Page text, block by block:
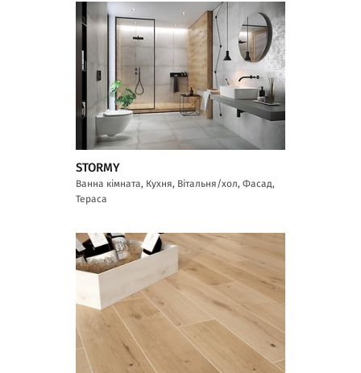
STORMY
Ванна кімната, Кухня, Вітальня/хол, Фасад,
Тераса